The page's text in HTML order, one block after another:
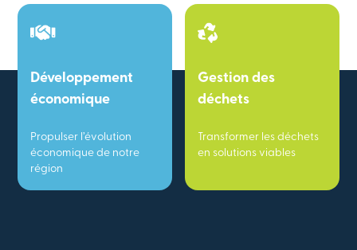
Développement
économique
Propulser l’évolution
économique de notre
région
Gestion des
déchets
Transformer les déchets
en solutions viables